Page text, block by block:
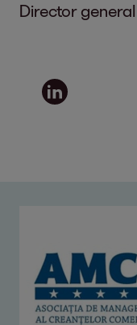
Director general